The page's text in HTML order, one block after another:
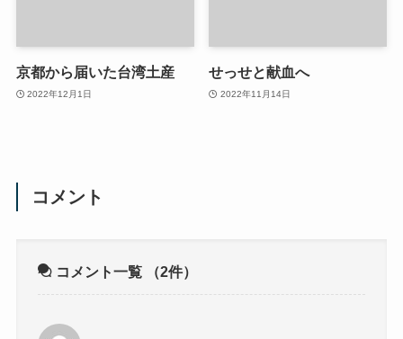
京都から届いた台湾土産
2022年12月1日
せっせと献血へ
2022年11月14日
コメント
コメント一覧 （2件）